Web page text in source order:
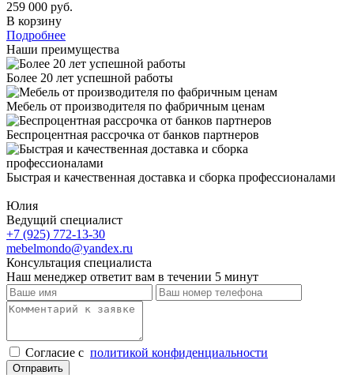
259 000 руб.
В корзину
Подробнее
Наши преимущества
Более 20 лет успешной работы
Мебель от производителя по фабричным ценам
Беспроцентная рассрочка от банков партнеров
Быстрая и качественная доставка и сборка профессионалами
Юлия
Ведущий специалист
+7 (925) 772-13-30
mebelmondo@yandex.ru
Консультация специалиста
Наш менеджер ответит вам в течении 5 минут
Cогласие с политикой конфиденциальности
Отправить